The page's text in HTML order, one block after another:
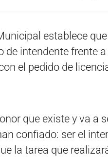
establece
de intendente frente
el pedido de
que existe y va a
confiado: ser el
la tarea que